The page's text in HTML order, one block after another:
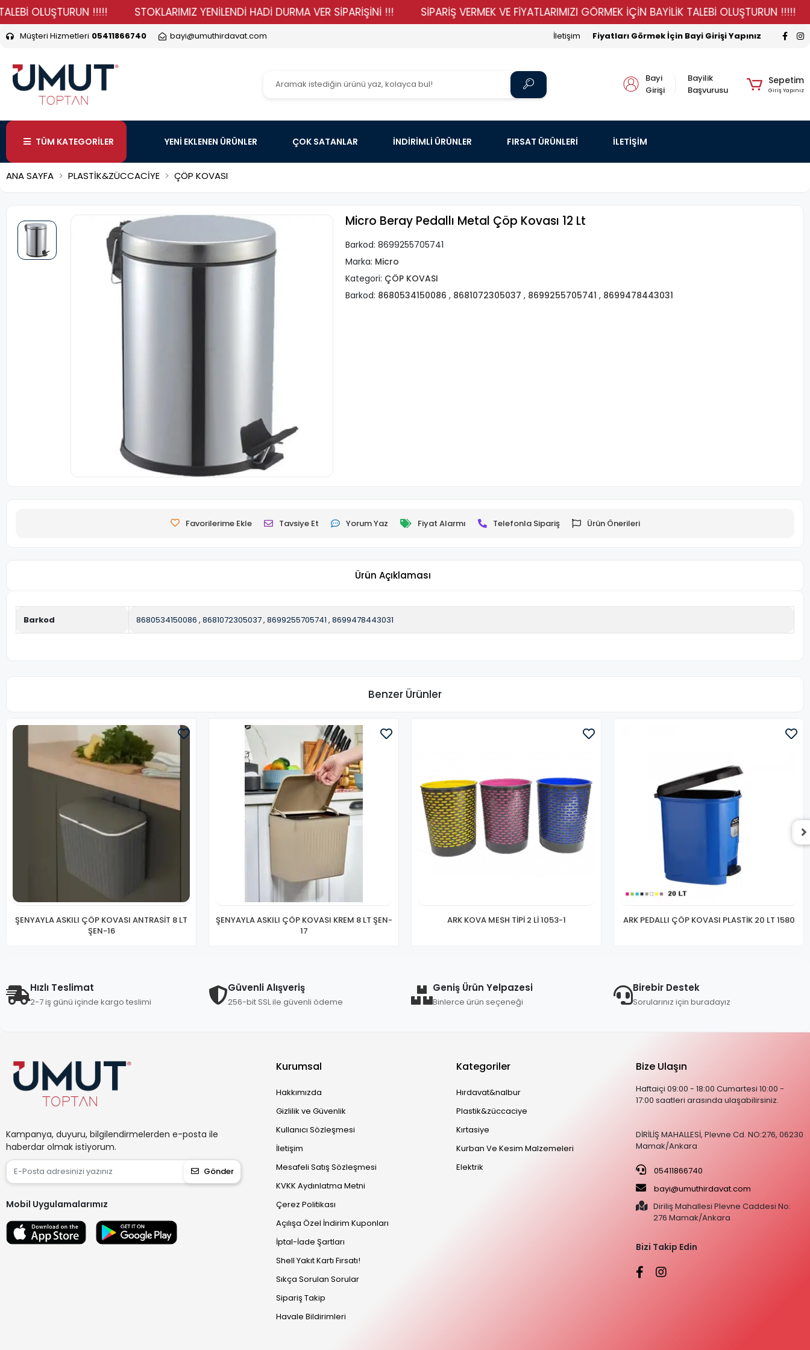
!!!!! STOKLARIMIZ YENİLENDİ HADİ DURMA VER SİPARİŞİNİ !!! SİPARİŞ VERMEK VE FİYATLARIMIZI GÖRMEK İÇİN BAYİLİK TALEBİ OLUŞTURUN !!!!!
Müşteri Hizmetleri 05411866740 bayi@umuthirdavat.com Fiyatları Görmek İçin Bayi Girişi Yapınız
İletişim
Bayi
Girişi
Bayilik
Başvurusu
Sepetim
Giriş Yapınız
TÜM KATEGORİLER YENİ EKLENEN ÜRÜNLER ÇOK SATANLAR İNDİRİMLİ ÜRÜNLER FIRSAT ÜRÜNLERİ İLETİŞİM
ANA SAYFA PLASTİK&ZÜCCACİYE ÇÖP KOVASI
Micro Beray Pedallı Metal Çöp Kovası 12 Lt
Barkod: 8699255705741
Marka: Micro
Kategori: ÇÖP KOVASI
Barkod: 8680534150086 , 8681072305037 , 8699255705741 , 8699478443031
Favorilerime Ekle Tavsiye Et Yorum Yaz Fiyat Alarmı Telefonla Sipariş Ürün Önerileri
Ürün Açıklaması
Barkod 8680534150086 , 8681072305037, 8699255705741 , 8699478443031
Benzer Ürünler
ŞENYAYLA ASKILI ÇÖP KOVASI ANTRASİT 8 LT
ŞEN-16
ŞENYAYLA ASKILI ÇÖP KOVASI KREM 8 LT ŞEN-
17
ARK KOVA MESH TİPİ 2 Lİ 1053-1 ARK PEDALLI ÇÖP KOVASI PLASTİK 20 LT 1580
Hızlı Teslimat
2-7 iş günü içinde kargo teslimi
Güvenli Alışveriş
256-bit SSL ile güvenli ödeme
Geniş Ürün Yelpazesi
Binlerce ürün seçeneği
Birebir Destek
Sorularınız için buradayız
Kampanya, duyuru, bilgilendirmelerden e-posta ile
haberdar olmak istiyorum.
Gönder
Mobil Uygulamalarımız
Kurumsal
Hakkımızda
Gizlilik ve Güvenlik
Kullanıcı Sözleşmesi
İletişim
Mesafeli Satış Sözleşmesi
KVKK Aydınlatma Metni
Çerez Politikası
Açılışa Özel İndirim Kuponları
İptal-İade Şartları
Shell Yakıt Kartı Fırsatı!
Sıkça Sorulan Sorular
Sipariş Takip
Havale Bildirimleri
Kategoriler
Hırdavat&nalbur
Plastik&züccaciye
Kırtasiye
Kurban Ve Kesim Malzemeleri
Elektrik
Bize Ulaşın
Haftaiçi 09:00 - 18:00 Cumartesi 10:00 -
17:00 saatleri arasında ulaşabilirsiniz.
DİRİLİŞ MAHALLESİ, Plevne Cd. NO:276, 06230
Mamak/Ankara
05411866740
bayi@umuthirdavat.com
Diriliş Mahallesi Plevne Caddesi No:
276 Mamak/Ankara
Bizi Takip Edin